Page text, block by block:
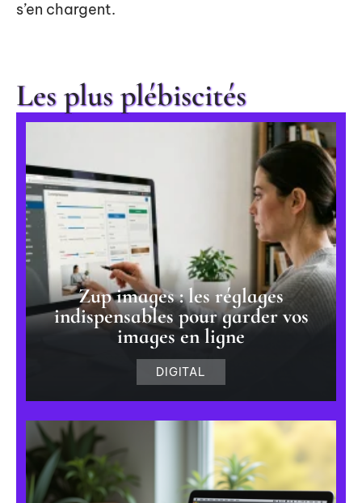
s’en chargent.
Les plus plébiscités
Zup images : les réglages
indispensables pour garder vos
images en ligne
DIGITAL